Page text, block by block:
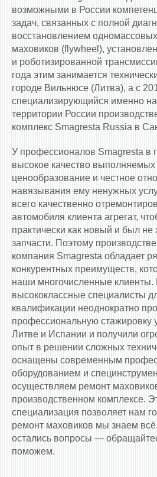
возможными в России
задач, связанных с полной
восстановлением
маховиков (flywheel),
и роботизированной
года этим занимается
городе Вильнюсе (Литва), а с
специализирующийся именно
территории России
комплекс Smagresta Russia в
У профессионалов Smagresta в
высокое качество выполняемых
ценообразование и честное
навязывания ему ненужных
всего качественно
автомобиля клиента агрегат,
практически как новый и был не
запчасти. Поэтому
компания Smagresta обладает
конкурентных преимуществ,
наши многочисленные
высококлассные специалисты
квалификации неоднократно
профессиональную стажировку
Литве и Испании и получили
опыт в решении сложных
оснащены современным
оборудованием и
осуществляем ремонт
производственном комплексе.
специализация позволяет нам
ремонт маховиков мы знаем
остались вопросы —
поможем.